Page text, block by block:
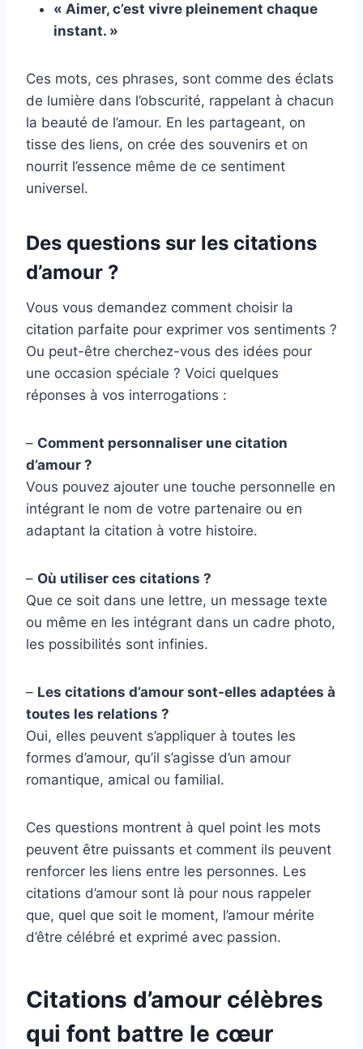
« Aimer, c’est vivre pleinement chaque
instant. »
Ces mots, ces phrases, sont comme des éclats
de lumière dans l’obscurité, rappelant à chacun
la beauté de l’amour. En les partageant, on
tisse des liens, on crée des souvenirs et on
nourrit l’essence même de ce sentiment
universel.
Des questions sur les citations
d’amour ?
Vous vous demandez comment choisir la
citation parfaite pour exprimer vos sentiments ?
Ou peut-être cherchez-vous des idées pour
une occasion spéciale ? Voici quelques
réponses à vos interrogations :
– Comment personnaliser une citation
d’amour ?
Vous pouvez ajouter une touche personnelle en
intégrant le nom de votre partenaire ou en
adaptant la citation à votre histoire.
– Où utiliser ces citations ?
Que ce soit dans une lettre, un message texte
ou même en les intégrant dans un cadre photo,
les possibilités sont infinies.
– Les citations d’amour sont-elles adaptées à
toutes les relations ?
Oui, elles peuvent s’appliquer à toutes les
formes d’amour, qu’il s’agisse d’un amour
romantique, amical ou familial.
Ces questions montrent à quel point les mots
peuvent être puissants et comment ils peuvent
renforcer les liens entre les personnes. Les
citations d’amour sont là pour nous rappeler
que, quel que soit le moment, l’amour mérite
d’être célébré et exprimé avec passion.
Citations d’amour célèbres
qui font battre le cœur